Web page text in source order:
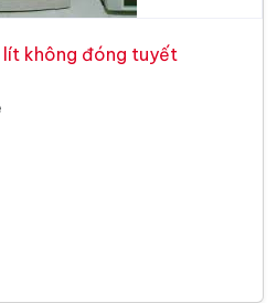
lít không đóng tuyết